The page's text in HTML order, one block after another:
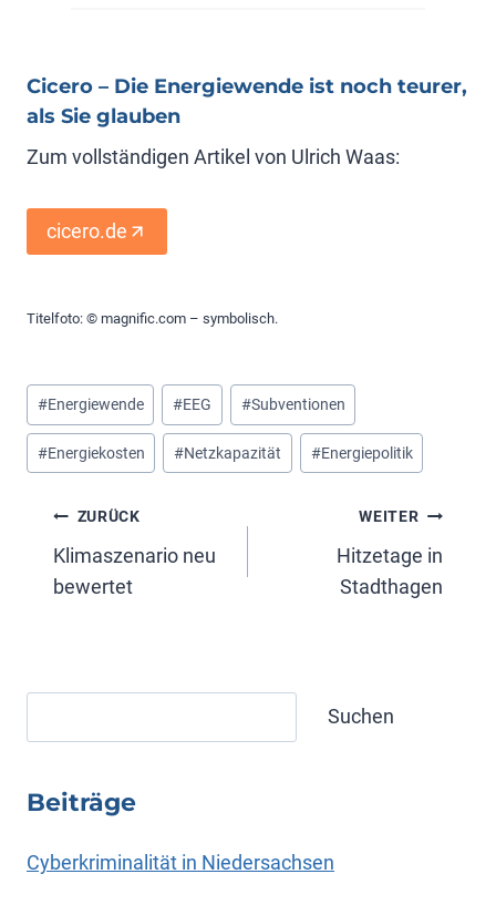
Cicero – Die Energiewende ist noch teurer,
als Sie glauben
Zum vollständigen Artikel von Ulrich Waas:
cicero.de
Titelfoto: © magnific.com – symbolisch.
Schlagworte:
#Energiewende #EEG #Subventionen
#Energiekosten #Netzkapazität #Energiepolitik
Beitragsnavigation
ZURÜCK
Klimaszenario neu
bewertet
WEITER
Hitzetage in
Stadthagen
Suchen
Beiträge
Cyberkriminalität in Niedersachsen